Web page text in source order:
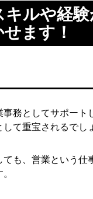
キルや経
ます！
務としてサポート
て重宝されるでし
も、営業という仕